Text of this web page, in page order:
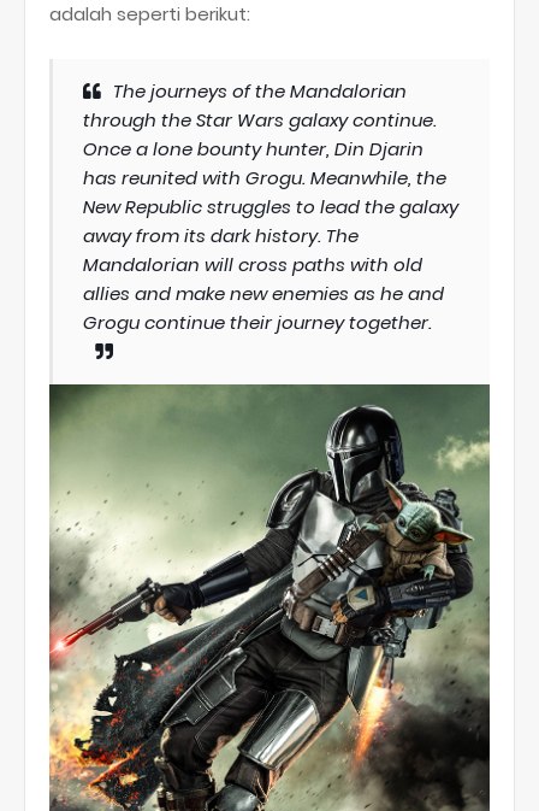
adalah seperti berikut:
The journeys of the Mandalorian
through the Star Wars galaxy continue.
Once a lone bounty hunter, Din Djarin
has reunited with Grogu. Meanwhile, the
New Republic struggles to lead the galaxy
away from its dark history. The
Mandalorian will cross paths with old
allies and make new enemies as he and
Grogu continue their journey together.